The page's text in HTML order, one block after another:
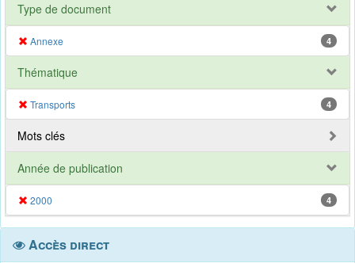
Type de document
Annexe 4
Thématique
Transports 4
Mots clés
Année de publication
2000 4
Accès direct